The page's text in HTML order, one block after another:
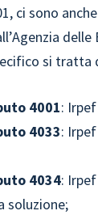
ci sono anche
si
4001:
4033:
4034:
soluzione;